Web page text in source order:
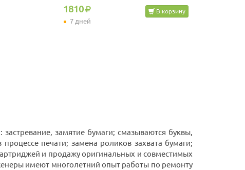
1810
7 дней
В корзину
замятие бумаги; смазываются буквы,
печати; замена роликов захвата бумаги;
и продажу оригинальных и совместимых
имеют многолетний опыт работы по ремонту